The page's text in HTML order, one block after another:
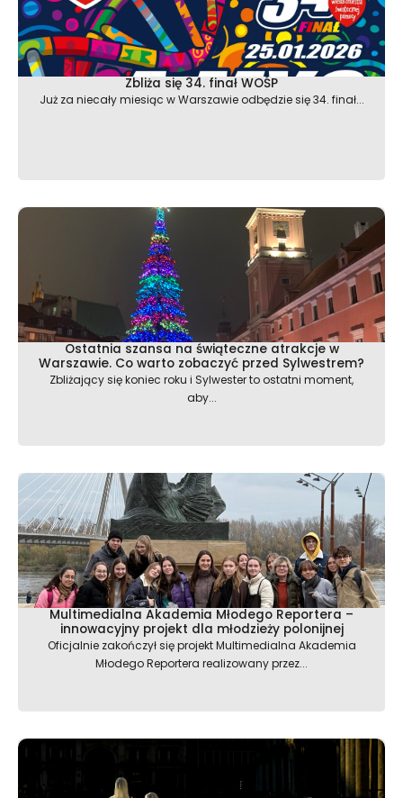
Zbliża się 34. finał WOŚP
Już za niecały miesiąc w Warszawie odbędzie się 34. finał...
Ostatnia szansa na świąteczne atrakcje w
Warszawie. Co warto zobaczyć przed Sylwestrem?
Zbliżający się koniec roku i Sylwester to ostatni moment,
aby...
Multimedialna Akademia Młodego Reportera –
innowacyjny projekt dla młodzieży polonijnej
Oficjalnie zakończył się projekt Multimedialna Akademia
Młodego Reportera realizowany przez...